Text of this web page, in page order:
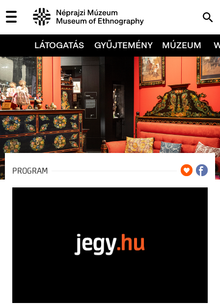
LÁTOGATÁS GYŰJTEMÉNY MÚZEUM
PROGRAM